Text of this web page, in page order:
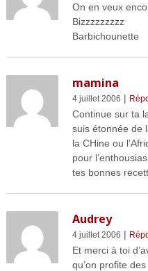
On en veux
Bizzzzzzzzz
Barbichounette
mamina
4 juillet 2006 |
Continue sur ta
suis étonnée de
la CHine ou
pour
tes bonnes
Audrey
4 juillet 2006 |
Et merci à toi
qu’on profite